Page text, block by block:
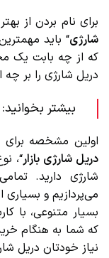
برای نام بردن از
شارژی“ باید
که از چه بابت یک
دریل شارژی را بر
بیشتر بخوانید:
اولین مشخصه
دریل شارژی بازار“،
شارژی دارید.
می‌پردازیم و بسیاری
بسیار متنوعی، با
که شما به هنگام
نیاز خودتان دریل